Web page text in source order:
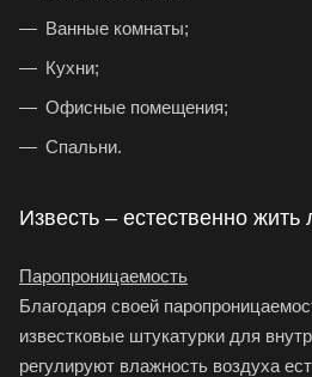
Ванные комнаты;
Кухни;
Офисные помещения;
Спальни.
Известь – естественно жить
Паропроницаемость
Благодаря своей
известковые штукатурки для
регулируют влажность воздуха